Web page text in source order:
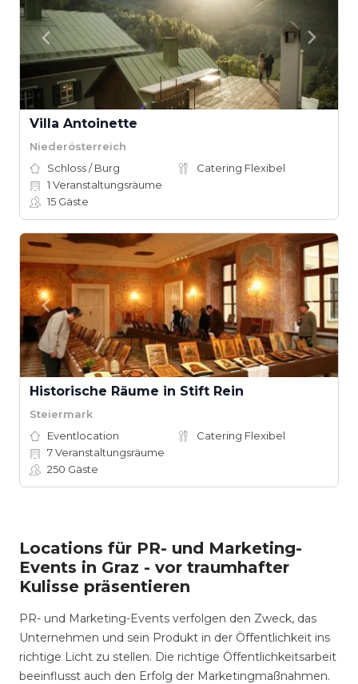
Villa Antoinette
Niederösterreich
Schloss / Burg
Catering Flexibel
1 Veranstaltungsräume
15 Gäste
Historische Räume in Stift Rein
Steiermark
Eventlocation
Catering Flexibel
7Veranstaltungsräume
250 Gäste
Locations für PR- und Marketing-
Events in Graz - vor traumhafter
Kulisse präsentieren
PR- und Marketing-Events verfolgen den Zweck, das
Unternehmen und sein Produkt in der Öffentlichkeit ins
richtige Licht zu stellen. Die richtige Öffentlichkeitsarbeit
beeinflusst auch den Erfolg der Marketingmaßnahmen.